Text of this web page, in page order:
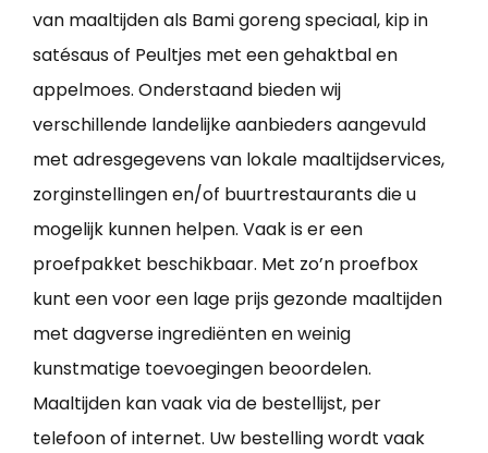
van maaltijden als Bami goreng speciaal, kip in
satésaus of Peultjes met een gehaktbal en
appelmoes. Onderstaand bieden wij
verschillende landelijke aanbieders aangevuld
met adresgegevens van lokale maaltijdservices,
zorginstellingen en/of buurtrestaurants die u
mogelijk kunnen helpen. Vaak is er een
proefpakket beschikbaar. Met zo’n proefbox
kunt een voor een lage prijs gezonde maaltijden
met dagverse ingrediënten en weinig
kunstmatige toevoegingen beoordelen.
Maaltijden kan vaak via de bestellijst, per
telefoon of internet. Uw bestelling wordt vaak